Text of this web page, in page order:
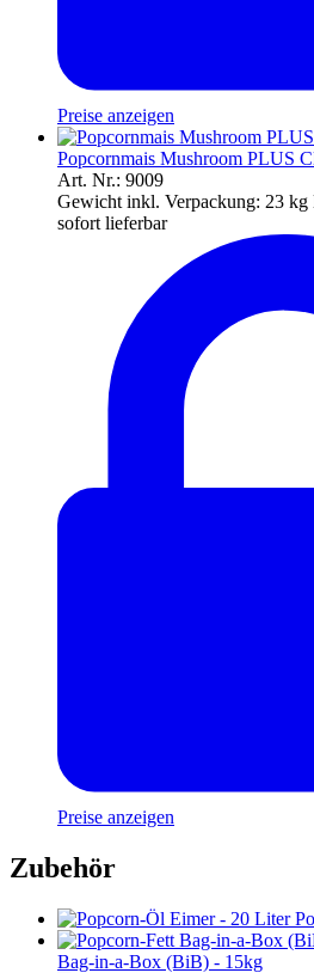
Preise anzeigen
Popcornmais Mushroom PLUS
Art. Nr.: 9009
Gewicht inkl. Verpackung: 23 kg
sofort lieferbar
Preise anzeigen
Zubehör
Bag-in-a-Box (BiB) - 15kg